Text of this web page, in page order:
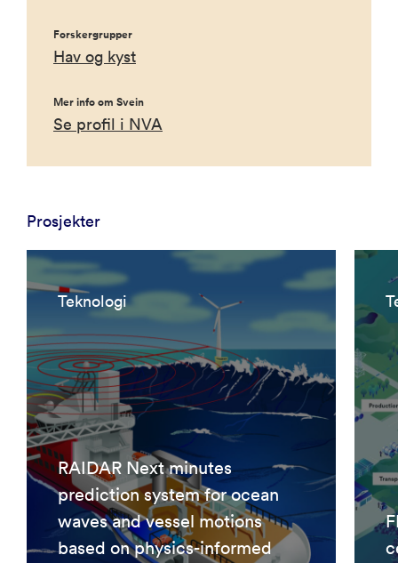
Forskergrupper
Hav og kyst
Mer info om Svein
Se profil i NVA
Prosjekter
Teknologi
RAIDAR Next minutes
prediction system for ocean
waves and vessel motions
based on physics-informed